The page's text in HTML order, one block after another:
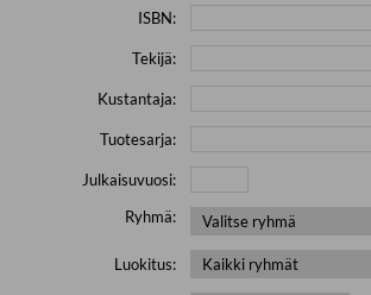
ISBN:
Tekijä:
Kustantaja:
Tuotesarja:
Julkaisuvuosi:
Ryhmä:
Luokitus: